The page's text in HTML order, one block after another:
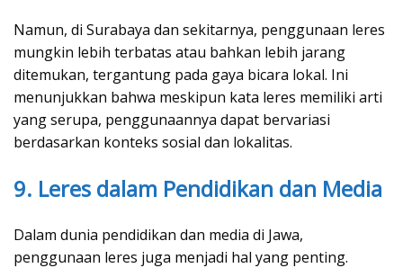
Namun, di Surabaya dan sekitarnya, penggunaan leres
mungkin lebih terbatas atau bahkan lebih jarang
ditemukan, tergantung pada gaya bicara lokal. Ini
menunjukkan bahwa meskipun kata leres memiliki arti
yang serupa, penggunaannya dapat bervariasi
berdasarkan konteks sosial dan lokalitas.
9. Leres dalam Pendidikan dan Media
Dalam dunia pendidikan dan media di Jawa,
penggunaan leres juga menjadi hal yang penting.